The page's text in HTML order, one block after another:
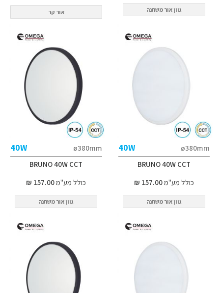
גוון אור משתנה אור קר
ø380mm
40W
BRUNO 40W CCT
כולל מע"מ157.00 ₪
גוון אור משתנה
ø380mm
40W
BRUNO 40W CCT
כולל מע"מ157.00 ₪
גוון אור משתנה